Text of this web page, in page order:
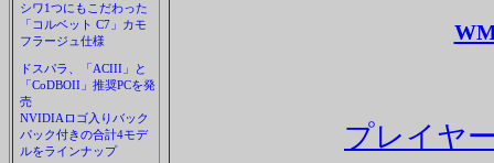
シワ1つにもこだわった
「コルベット C7」カモ
フラージュ仕様
ドスパラ、「ACIII」と
「CoDBOII」推奨PCを発
売
NVIDIAロゴ入りバック
パック付きの合計4モデ
ルをラインナップ
プレイヤ